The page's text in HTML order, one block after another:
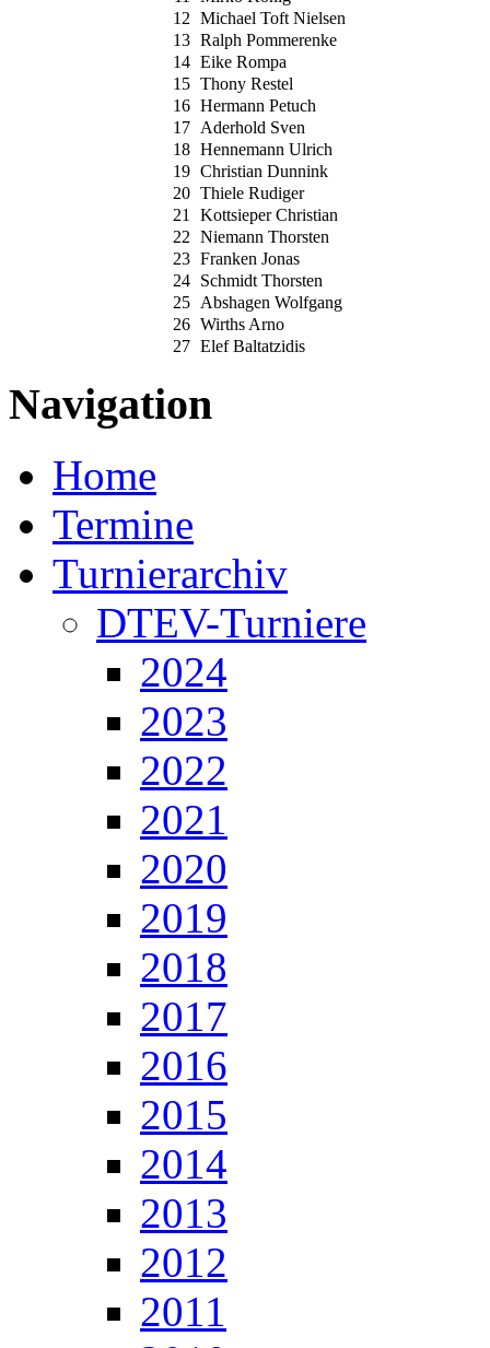
12 Michael Toft Nielsen
13 Ralph Pommerenke
14 Eike Rompa
15 Thony Restel
16 Hermann Petuch
17 Aderhold Sven
18 Hennemann Ulrich
19 Christian Dunnink
20 Thiele Rudiger
21
Kottsieper Christian
22 Niemann Thorsten
23 Franken Jonas
24 Schmidt Thorsten
25 Abshagen Wolfgang
26 Wirths Arno
27 Elef Baltatzidis
Navigation
Home
Termine
Turnierarchiv
DTEV-Turniere
2024
2023
2022
2021
2020
2019
2018
2017
2016
2015
2014
2013
2012
2011